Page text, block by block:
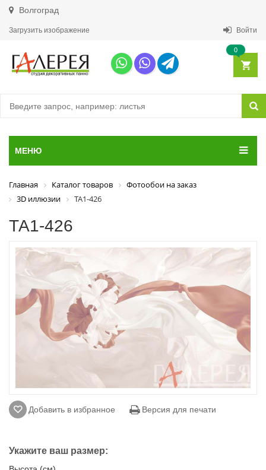
Волгоград
Загрузить изображение Войти
0
МЕНЮ
Главная Каталог товаров
Фотообои на заказ
3D иллюзии
ТА1-426
ТА1-426
Добавить в избранное Версия для печати
Укажите ваш размер: